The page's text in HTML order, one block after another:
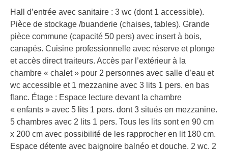
Hall d’entrée avec sanitaire : 3 wc (dont 1 accessible).
Pièce de stockage /buanderie (chaises, tables). Grande
pièce commune (capacité 50 pers) avec insert à bois,
canapés. Cuisine professionnelle avec réserve et plonge
et accès direct traiteurs. Accès par l’extérieur à la
chambre « chalet » pour 2 personnes avec salle d’eau et
wc accessible et 1 mezzanine avec 3 lits 1 pers. en bas
flanc. Étage : Espace lecture devant la chambre
« enfants » avec 5 lits 1 pers. dont 3 situés en mezzanine.
5 chambres avec 2 lits 1 pers. Tous les lits sont en 90 cm
x 200 cm avec possibilité de les rapprocher en lit 180 cm.
Espace détente avec baignoire balnéo et douche. 2 wc. 2